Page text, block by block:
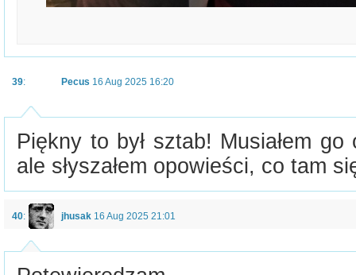
39: Pecus 16 Aug 2025 16:20
Piękny to był sztab! Musiałem
ale słyszałem opowieści, co tam
40: jhusak 16 Aug 2025 21:01